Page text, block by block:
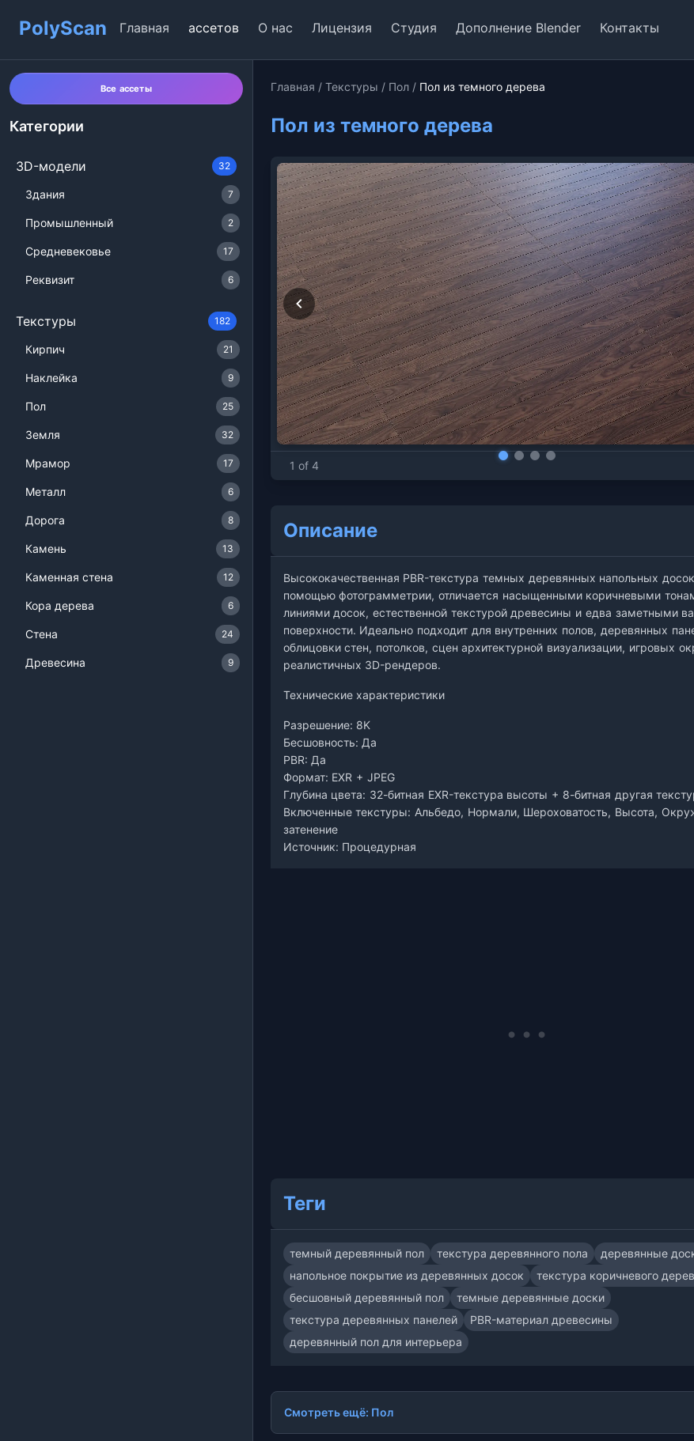
PolyScan Главная ассетов О нас Лицензия Студия Дополнение Blender Контакты
Все ассеты
Категории
3D-модели 32
Здания 7
Промышленный 2
Средневековье 17
Реквизит 6
Текстуры 182
Кирпич 21
Наклейка 9
Пол 25
Земля 32
Мрамор 17
Металл 6
Дорога 8
Камень 13
Каменная стена 12
Кора дерева 6
Стена 24
Древесина 9
Главная / Текстуры / Пол / Пол из темного дерева
Пол из темного дерева
1 of 4
Описание
Высококачественная PBR-текстура темных деревянных напольных
помощью фотограмметрии, отличается насыщенными коричневыми
линиями досок, естественной текстурой древесины и едва заметными
поверхности. Идеально подходит для внутренних полов, деревянных
облицовки стен, потолков, сцен архитектурной визуализации, игровых
реалистичных 3D-рендеров.
Технические характеристики
Разрешение: 8K
Бесшовность: Да
PBR: Да
Формат: EXR + JPEG
Глубина цвета: 32-битная EXR-текстура высоты + 8-битная другая
Включенные текстуры: Альбедо, Нормали, Шероховатость, Высота,
затенение
Источник: Процедурная
Теги
темный деревянный пол текстура деревянного пола
деревянные
напольное покрытие из деревянных досок
текстура коричневого
бесшовный деревянный пол
темные деревянные доски
текстура деревянных панелей
PBR-материал древесины
деревянный пол для интерьера
Смотреть ещё: Пол